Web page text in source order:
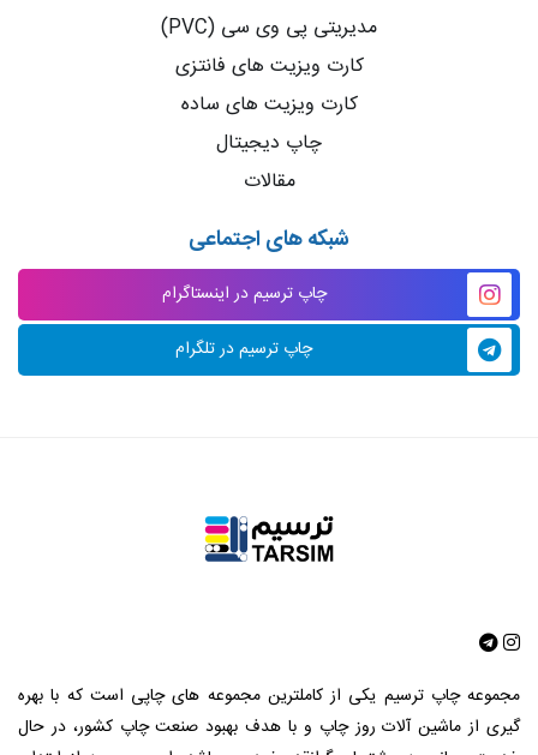
مدیریتی پی وی سی (PVC)
کارت ویزیت های فانتزی
کارت ویزیت های ساده
چاپ دیجیتال
مقالات
شبکه های اجتماعی
چاپ ترسیم در اینستاگرام
چاپ ترسیم در تلگرام
مجموعه چاپ ترسیم یکی از کاملترین مجموعه های چاپی است که با بهره
گیری از ماشین آلات روز چاپ و با هدف بهبود صنعت چاپ کشور، در حال